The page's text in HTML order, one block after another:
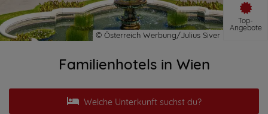
Top-
Angebote
Familienhotels in Wien
Welche Unterkunft suchst du?